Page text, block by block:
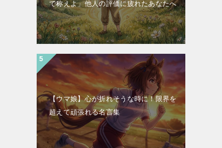
で称えよ」他人の評価に疲れたあなたへ
【ウマ娘】心が折れそうな時に！限界を
超えて頑張れる名言集